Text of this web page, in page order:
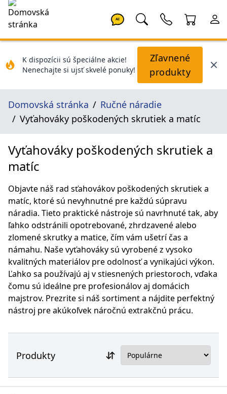
AI
K dispozícii sú špeciálne akcie!
Nenechajte si ujsť skvelé ponuky!
Zľavnené
produkty
Domovská stránka
Ručné náradie
Vyťahováky poškodených skrutiek a matíc
Vyťahováky poškodených skrutiek a
matíc
Objavte náš rad sťahovákov poškodených skrutiek a
matíc, ktoré sú nevyhnutné pre každú súpravu
náradia. Tieto praktické nástroje sú navrhnuté tak, aby
ľahko odstránili opotrebované, zhrdzavené alebo
zlomené skrutky a matice, čím vám ušetrí čas a
námahu. Naše vyťahováky sú vyrobené z vysoko
kvalitných materiálov pre odolnosť a vynikajúci výkon.
Ľahko sa používajú aj v stiesnených priestoroch, vďaka
čomu sú ideálne pre profesionálov aj domácich
majstrov. Prezrite si náš sortiment a nájdite perfektný
nástroj pre akúkoľvek náročnú extrakčnú prácu.
Produkty